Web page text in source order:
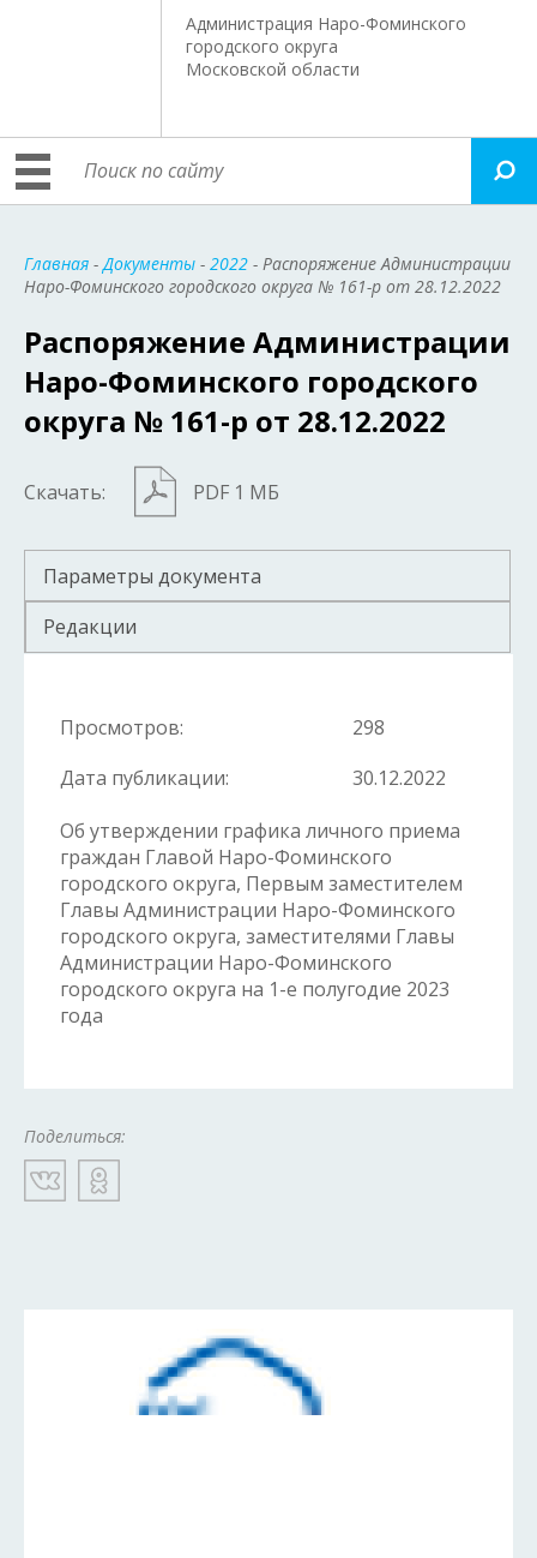
Администрация Наро-Фоминского
городского округа
Московской области
Главная -Документы - 2022 - Распоряжение Администрации
Наро-Фоминского городского округа № 161-р от 28.12.2022
Распоряжение Администрации
Наро-Фоминского городского
округа № 161-р от 28.12.2022
Скачать: PDF 1 МБ
Параметры документа
Редакции
Просмотров:
298
Дата публикации:
30.12.2022
Об утверждении графика личного приема
граждан Главой Наро-Фоминского
городского округа, Первым заместителем
Главы Администрации Наро-Фоминского
городского округа, заместителями Главы
Администрации Наро-Фоминского
городского округа на 1-е полугодие 2023
года
Поделиться: